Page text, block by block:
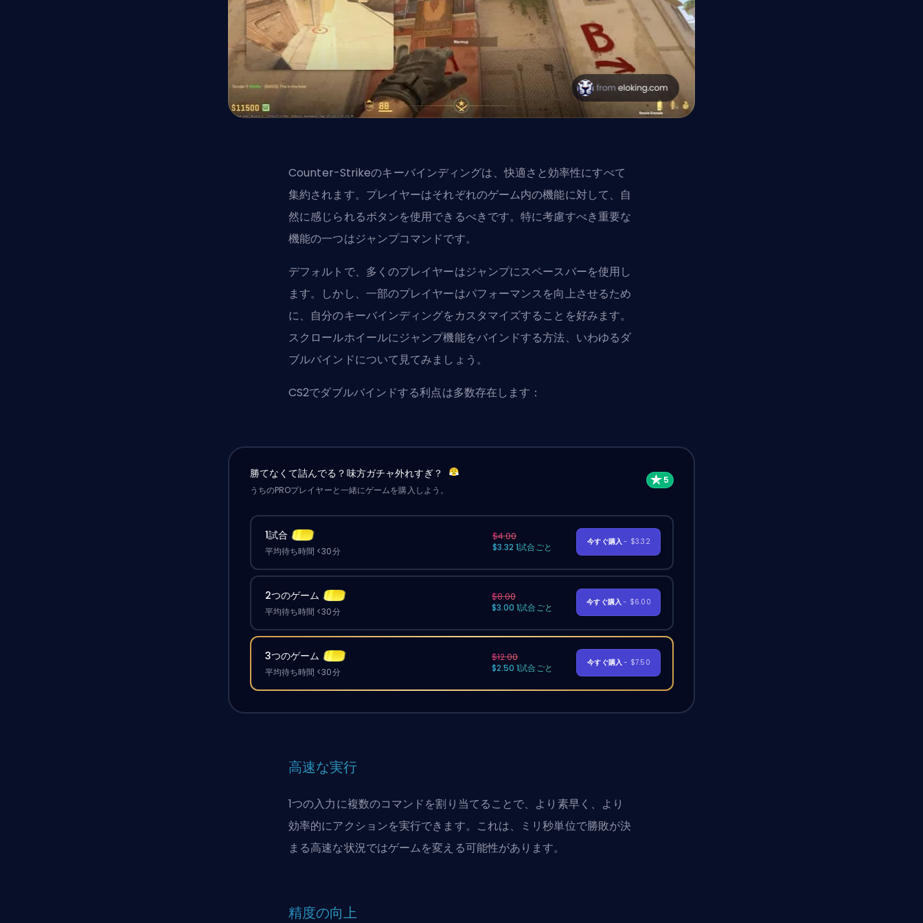
Counter-Strikeのキーバインディングは、快適さと効率性にすべて
集約されます。プレイヤーはそれぞれのゲーム内の機能に対して、自
然に感じられるボタンを使用できるべきです。特に考慮すべき重要な
機能の一つはジャンプコマンドです。
デフォルトで、多くのプレイヤーはジャンプにスペースバーを使用し
ます。しかし、一部のプレイヤーはパフォーマンスを向上させるため
に、自分のキーバインディングをカスタマイズすることを好みます。
スクロールホイールにジャンプ機能をバインドする方法、いわゆるダ
ブルバインドについて見てみましょう。
CS2でダブルバインドする利点は多数存在します：
勝てなくて詰んでる？味方ガチャ外れすぎ？
うちのPROプレイヤーと一緒にゲームを購入しよう。
1試合
平均待ち時間 <30分
$4.00
$3.32 1試合ごと
今すぐ購入- $3.32
2つのゲーム
平均待ち時間 <30分
$8.00
$3.00 1試合ごと
今すぐ購入- $6.00
3つのゲーム
平均待ち時間 <30分
$12.00
$2.50 1試合ごと
今すぐ購入- $7.50
高速な実行
1つの入力に複数のコマンドを割り当てることで、より素早く、より
効率的にアクションを実行できます。これは、ミリ秒単位で勝敗が決
まる高速な状況ではゲームを変える可能性があります。
精度の向上